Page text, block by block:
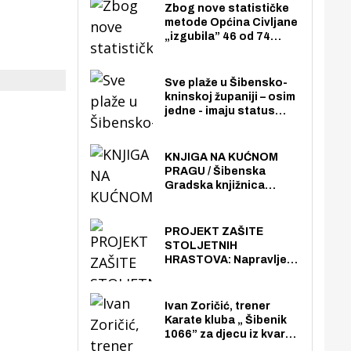
Zbog nove statističke
metode Općina Civljane
„izgubila” 46 od 74
nego radno sposobnih
osoba među svojih 170
stanovnika.
Sve plaže u Šibensko-
kninskoj županiji – osim
jedne - imaju status
općoj upotrebi. Pristup
je slobodan i besplatan
za sve građane i
KNJIGA NA KUĆNOM
PRAGU / Šibenska
Gradska knjižnica
knjiga na kućnu adresu
električnim biciklom.
PROJEKT ZAŠITE
STOLJETNIH
HRASTOVA: Napravljen
Zmajevac
Ivan Zoričić, trener
Karate kluba „ Šibenik
1066” za djecu iz kvarta